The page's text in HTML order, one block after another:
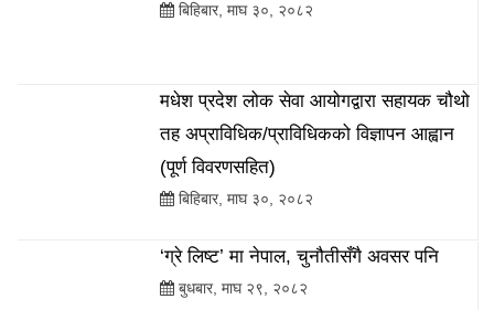
बिहिबार, माघ ३०, २०८२
मधेश प्रदेश लोक सेवा आयोगद्वारा सहायक चौथो
तह अप्राविधिक/प्राविधिकको विज्ञापन आह्वान
(पूर्ण विवरणसहित)
बिहिबार, माघ ३०, २०८२
‘ग्रे लिष्ट’ मा नेपाल, चुनौतीसँगै अवसर पनि
बुधबार, माघ २९, २०८२